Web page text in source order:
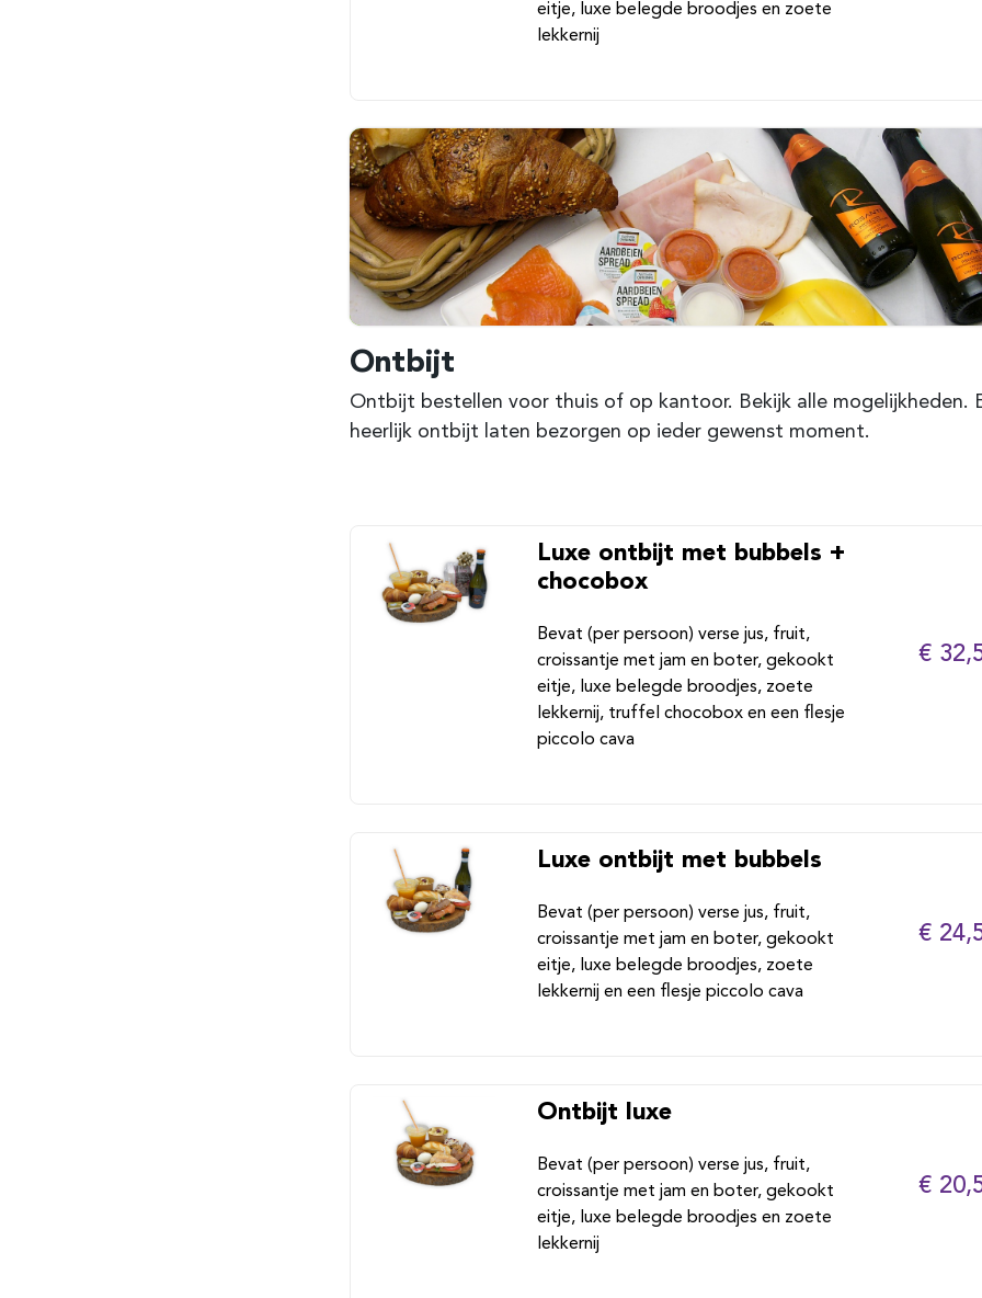
eitje, luxe belegde broodjes en zoete
lekkernij
Ontbijt
Ontbijt bestellen voor thuis of op kantoor. Bekijk alle mogelijkheden.
heerlijk ontbijt laten bezorgen op ieder gewenst moment.
Luxe ontbijt met bubbels +
chocobox
Bevat (per persoon) verse jus, fruit,
croissantje met jam en boter, gekookt
eitje, luxe belegde broodjes, zoete
lekkernij, truffel chocobox en een flesje
piccolo cava
€
Luxe ontbijt met bubbels
Bevat (per persoon) verse jus, fruit,
croissantje met jam en boter, gekookt
eitje, luxe belegde broodjes, zoete
lekkernij en een flesje piccolo cava
€
Ontbijt luxe
Bevat (per persoon) verse jus, fruit,
croissantje met jam en boter, gekookt
eitje, luxe belegde broodjes en zoete
lekkernij
€